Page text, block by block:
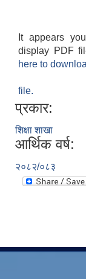
It appears
display PDF
here to
file.
प्रकार:
शिक्षा शाखा
आर्थिक वर्ष:
२०८२/०८३